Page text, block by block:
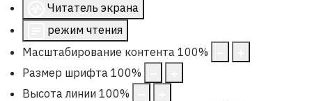
Читатель экрана
режим чтения
Масштабирование контента 100%
Размер шрифта 100%
Высота линии 100%